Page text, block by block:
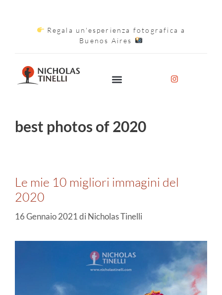
Regala un'esperienza fotografica a
Buenos Aires
best photos of 2020
Le mie 10 migliori immagini del
2020
16 Gennaio 2021di Nicholas Tinelli